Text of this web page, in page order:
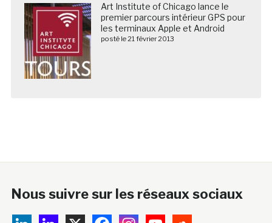
Art Institute of Chicago lance le
premier parcours intérieur GPS pour
les terminaux Apple et Android
posté le 21 février 2013
Nous suivre sur les réseaux sociaux